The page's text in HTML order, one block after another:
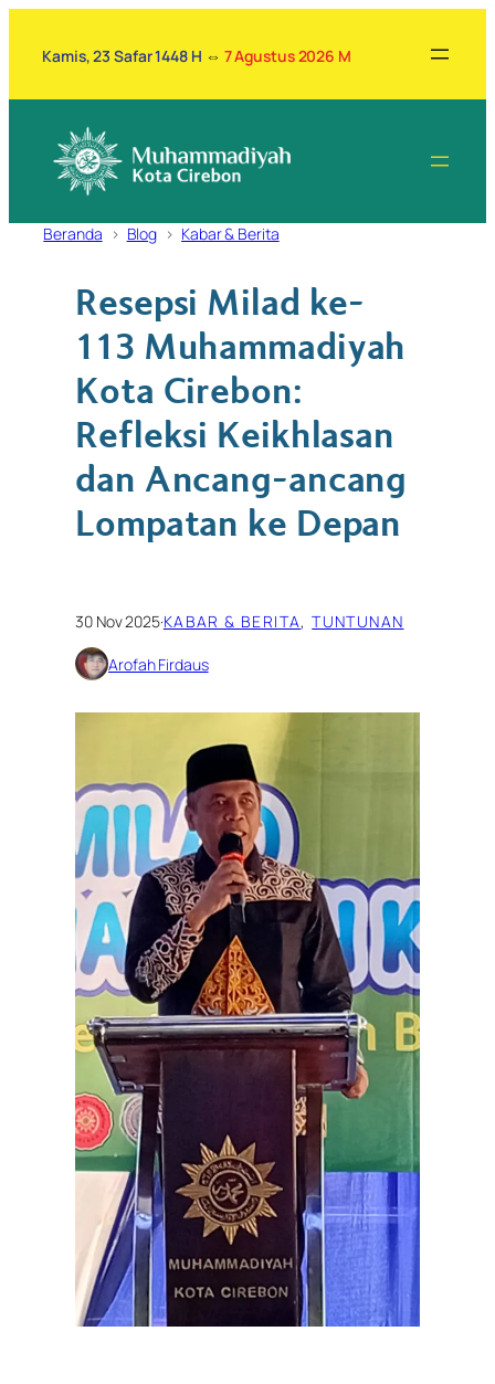
Kamis, 23 Safar 1448 H ⇔ 7 Agustus 2026 M
Beranda Blog Kabar & Berita
Resepsi Milad ke-
113 Muhammadiyah
Kota Cirebon:
Refleksi Keikhlasan
dan Ancang-ancang
Lompatan ke Depan
30 Nov 2025·KABAR & BERITA, TUNTUNAN
Arofah Firdaus